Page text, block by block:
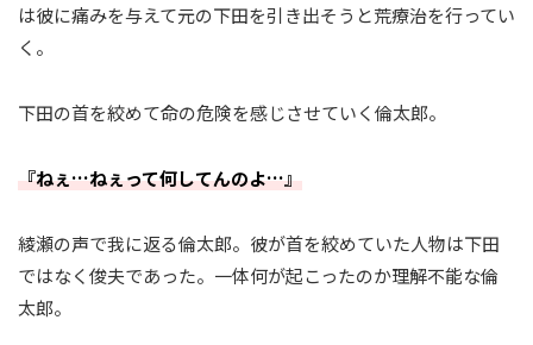
は彼に痛みを与えて元の下田を引き出そうと荒療治を行ってい
く。
下田の首を絞めて命の危険を感じさせていく倫太郎。
『ねぇ…ねぇって何してんのよ…』
綾瀬の声で我に返る倫太郎。彼が首を絞めていた人物は下田
ではなく俊夫であった。一体何が起こったのか理解不能な倫
太郎。